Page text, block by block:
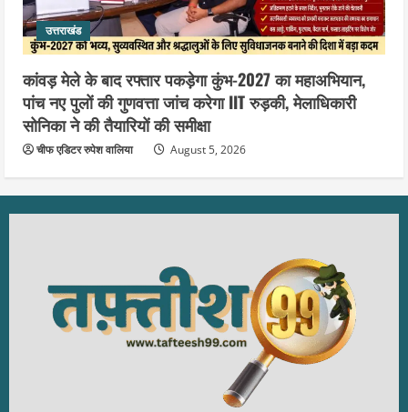
उत्तराखंड
कांवड़ मेले के बाद रफ्तार पकड़ेगा कुंभ-2027 का महाअभियान,
पांच नए पुलों की गुणवत्ता जांच करेगा IIT रुड़की, मेलाधिकारी
सोनिका ने की तैयारियों की समीक्षा
चीफ एडिटर रुपेश वालिया August 5, 2026